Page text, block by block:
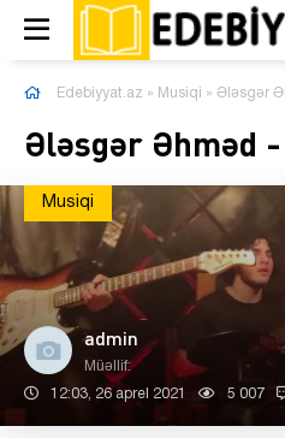
Edebiyyat.az » Musiqi » Ələsgər
Ələsgər Əhməd
Musiqi
admin
Müəllif:
12:03, 26 aprel 2021 5 007